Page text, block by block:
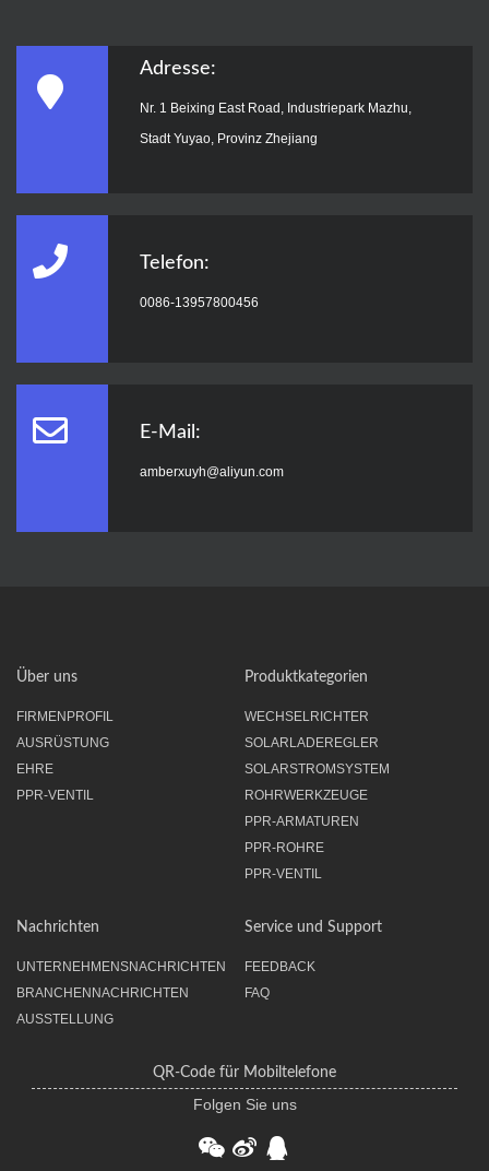
Adresse:
Nr. 1 Beixing East Road, Industriepark Mazhu,
Stadt Yuyao, Provinz Zhejiang
Telefon:
0086-13957800456
E-Mail:
amberxuyh@aliyun.com
Über uns
FIRMENPROFIL
AUSRÜSTUNG
EHRE
PPR-VENTIL
Produktkategorien
WECHSELRICHTER
SOLARLADEREGLER
SOLARSTROMSYSTEM
ROHRWERKZEUGE
PPR-ARMATUREN
PPR-ROHRE
PPR-VENTIL
Nachrichten
UNTERNEHMENSNACHRICHTEN
BRANCHENNACHRICHTEN
AUSSTELLUNG
Service und Support
FEEDBACK
FAQ
QR-Code für Mobiltelefone
Folgen Sie uns